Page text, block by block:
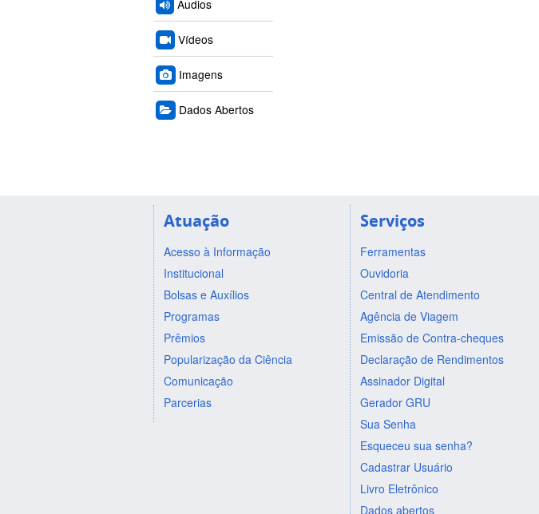
Áudios
Vídeos
Imagens
Dados Abertos
Atuação
Acesso à Informação
Institucional
Bolsas e Auxílios
Programas
Prêmios
Popularização da Ciência
Comunicação
Parcerias
Serviços
Ferramentas
Ouvidoria
Central de Atendimento
Agência de Viagem
Emissão de Contra-cheques
Declaração de Rendimentos
Assinador Digital
Gerador GRU
Sua Senha
Esqueceu sua senha?
Cadastrar Usuário
Livro Eletrônico
Dados abertos